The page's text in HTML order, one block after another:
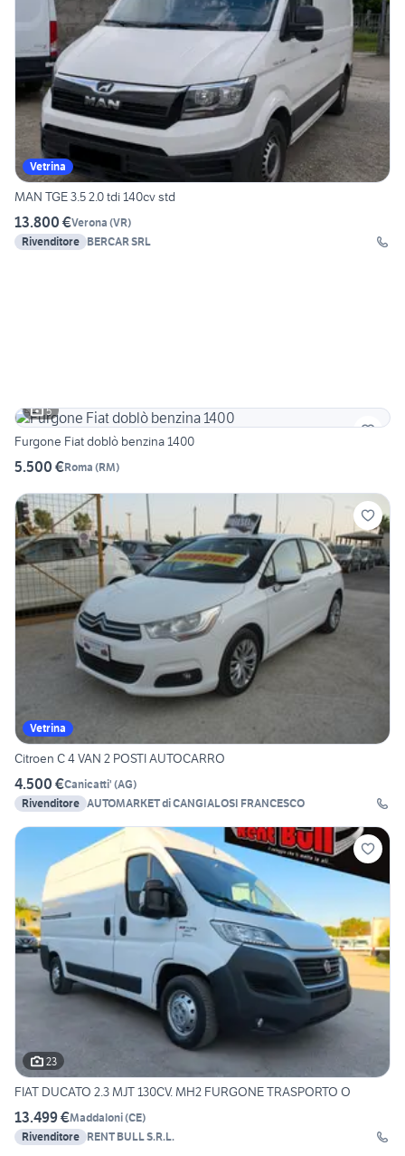
Vetrina
MAN TGE 3.5 2.0 tdi 140cv std
13.800 €Verona (VR)
Rivenditore BERCAR SRL
5
Furgone Fiat doblò benzina 1400
5.500 €Roma (RM)
Vetrina
Citroen C 4 VAN 2 POSTI AUTOCARRO
4.500 €Canicatti' (AG)
Rivenditore AUTOMARKET di CANGIALOSI FRANCESCO
23
FIAT DUCATO 2.3 MJT 130CV. MH2 FURGONE TRASPORTO O
13.499 €Maddaloni(CE)
Rivenditore RENT BULL S.R.L.